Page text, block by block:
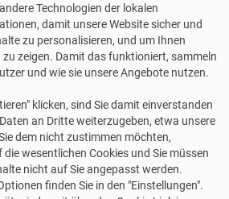
Zahlung über Paypal
Gewährleistung
und das Layout sind urheberrechtlich
nicht ohne ausdrückliche, schriftliche
weiterverwendet werden.
Technologien der lokalen
damit unsere Website sicher und
zu personalisieren, und um Ihnen
zeigen. Damit das funktioniert, sammeln
und wie sie unsere Angebote nutzen.
klicken, sind Sie damit einverstanden
an Dritte weiterzugeben, etwa unsere
dem nicht zustimmen möchten,
wesentlichen Cookies und Sie müssen
nicht auf Sie angepasst werden.
finden Sie in den "Einstellungen".